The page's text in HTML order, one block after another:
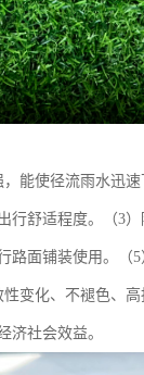
能使径流雨水迅
行舒适程度。（3
路面铺装使用。
变化、不褪色、
济社会效益。